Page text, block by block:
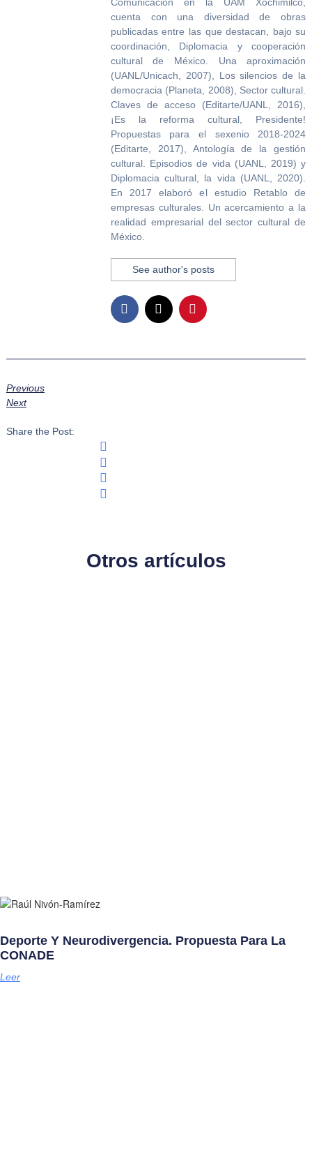
cuenta con una diversidad de obras
publicadas entre las que destacan, bajo su
coordinación, Diplomacia y cooperación
cultural de México. Una aproximación
(UANL/Unicach, 2007), Los silencios de la
democracia (Planeta, 2008), Sector cultural.
Claves de acceso (Editarte/UANL, 2016),
¡Es la reforma cultural, Presidente!
Propuestas para el sexenio 2018-2024
(Editarte, 2017), Antología de la gestión
cultural. Episodios de vida (UANL, 2019) y
Diplomacia cultural, la vida (UANL, 2020).
En 2017 elaboró el estudio Retablo de
empresas culturales. Un acercamiento a la
realidad empresarial del sector cultural de
México.
See author's posts
Previous
Next
Share the Post:
Otros artículos
Deporte Y Neurodivergencia. Propuesta Para La
CONADE
Leer